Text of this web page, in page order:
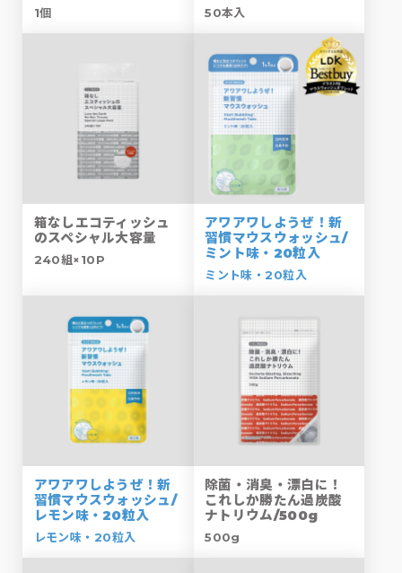
1個 50本入
箱なしエコティッシュ
のスペシャル大容量
240組×10P
アワアワしようぜ！新
習慣マウスウォッシュ/
ミント味・20粒入
ミント味・20粒入
アワアワしようぜ！新
習慣マウスウォッシュ/
レモン味・20粒入
レモン味・20粒入
除菌・消臭・漂白に！
これしか勝たん過炭酸
ナトリウム/500g
500g